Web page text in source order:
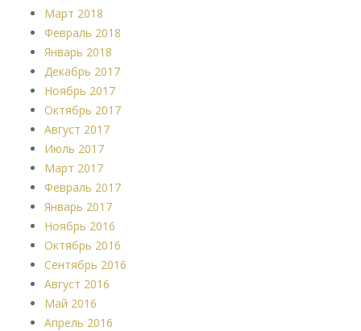
Март 2018
Февраль 2018
Январь 2018
Декабрь 2017
Ноябрь 2017
Октябрь 2017
Август 2017
Июль 2017
Март 2017
Февраль 2017
Январь 2017
Ноябрь 2016
Октябрь 2016
Сентябрь 2016
Август 2016
Май 2016
Апрель 2016